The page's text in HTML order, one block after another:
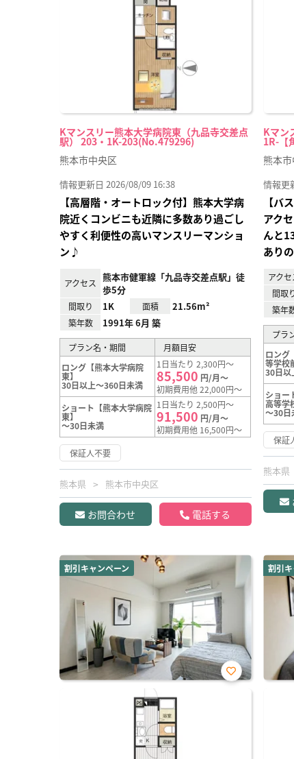
Kマンスリー熊本大学病院東（九品寺交差点
駅） 203・1K-203(No.479296)
熊本市中央区
情報更新日 2026/08/09 16:38
【高層階・オートロック付】熊本大学病
院近くコンビニも近隣に多数あり過ごし
やすく利便性の高いマンスリーマンショ
ン♪
アクセス
熊本市健軍線「九品寺交差点駅」徒
歩5分
間取り 1K 面積 21.56m²
築年数 1991年 6月 築
プラン名・期間
月額目安
ロング【熊本大学病院
東】
30日以上～360日未満
1日当たり 2,300円～
85,500 円/月～
初期費用他 22,000円～
ショート【熊本大学病院
東】
～30日未満
1日当たり 2,500円～
91,500 円/月～
初期費用他 16,500円～
保証人不要
熊本県 熊本市中央区
お問合わせ 電話する
Kマン
1R-【
熊本
情報更
【バ
アク
んと
あり
アクセ
間取
築年
プラ
ロング
等学校
30日以
ショー
高等学
～30日
保証
熊本県
割引キャンペーン
お気
割引